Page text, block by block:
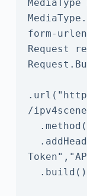
MediaType
form-
Request
/